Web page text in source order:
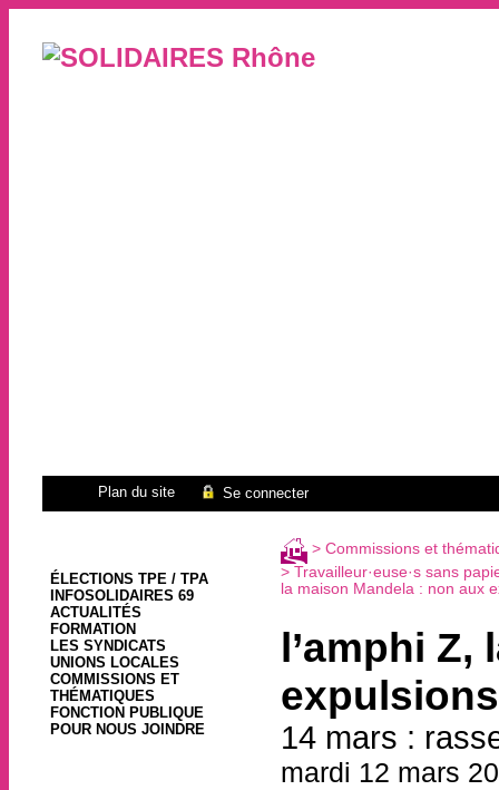
Plan du site Se connecter
ÉLECTIONS TPE / TPA
INFOSOLIDAIRES 69
ACTUALITÉS
FORMATION
LES SYNDICATS
UNIONS LOCALES
COMMISSIONS ET
THÉMATIQUES
FONCTION PUBLIQUE
POUR NOUS JOINDRE
> Commissions et
> Travailleur·euse·s sans
la maison Mandela : non aux
l’amphi Z,
expulsions
14 mars :
mardi 12 mars